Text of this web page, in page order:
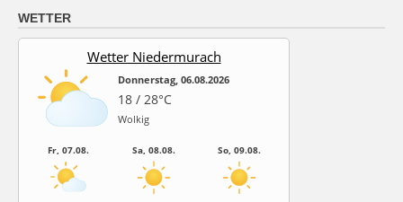
WETTER
Wetter Niedermurach
Donnerstag, 06.08.2026
18 / 28°C
Wolkig
Fr, 07.08. Sa, 08.08. So, 09.08.